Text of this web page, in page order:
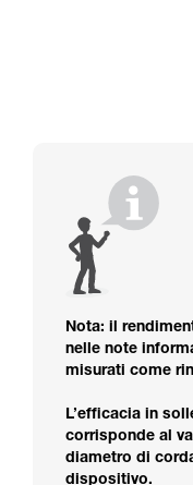
Nota: il
nelle note
misurati come
L’efficacia in
corrisponde al
diametro di
dispositivo.